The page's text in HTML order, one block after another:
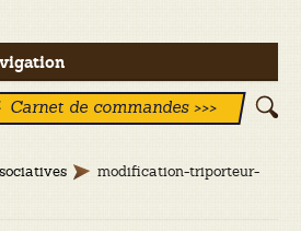
Carnet de commandes >>>
modification-triporteur-